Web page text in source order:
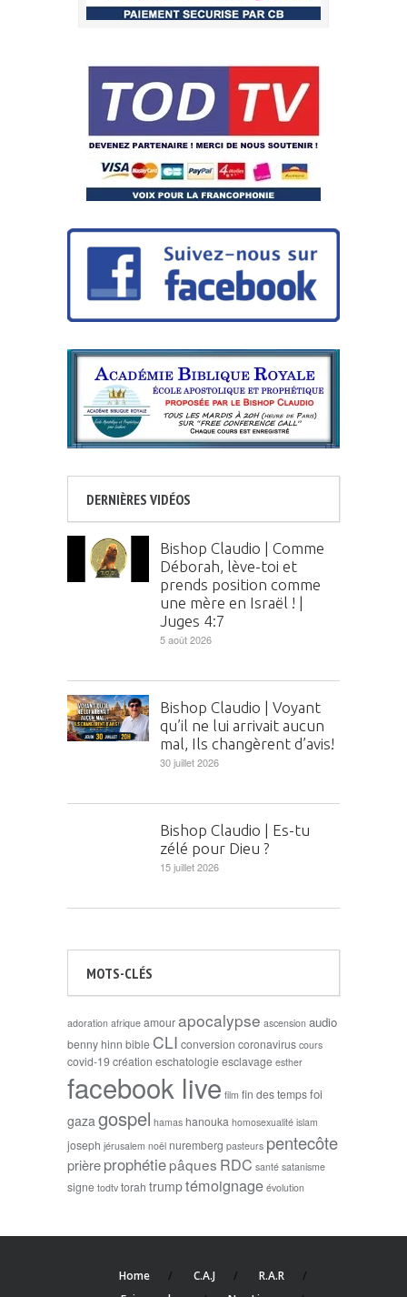
DERNIÈRES VIDÉOS
Bishop Claudio | Comme
Déborah, lève-toi et
prends position comme
une mère en Israël ! |
Juges 4:7
5 août 2026
Bishop Claudio | Voyant
qu’il ne lui arrivait aucun
mal, Ils changèrent d’avis!
30 juillet 2026
Bishop Claudio | Es-tu
zélé pour Dieu ?
15 juillet 2026
MOTS-CLÉS
adoration afrique amourapocalypse ascension audio
benny hinn bible CLI conversion coronavirus cours
covid-19création eschatologieesclavage esther
facebook live film fin des tempsfoi
gaza gospel hamas hanouka homosexualité islam
joseph jérusalem noël nuremberg pasteurs pentecôte
prièreprophétiepâques RDC santé satanisme
signe todtv torah trumptémoignage évolution
Home C.A.J
R.A.R